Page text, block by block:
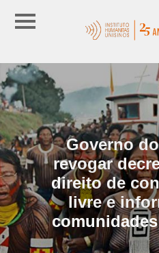
Governo
revogar
direito de
livre e